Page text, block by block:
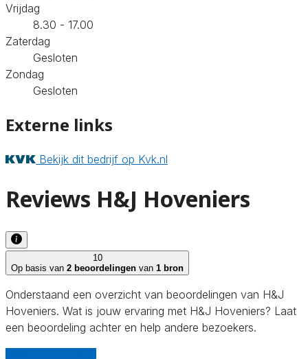
Vrijdag
8.30 - 17.00
Zaterdag
Gesloten
Zondag
Gesloten
Externe links
Bekijk dit bedrijf op Kvk.nl
Reviews H&J Hoveniers
10
Op basis van 2 beoordelingen van 1 bron
Onderstaand een overzicht van beoordelingen van H&J
Hoveniers. Wat is jouw ervaring met H&J Hoveniers? Laat
een beoordeling achter en help andere bezoekers.